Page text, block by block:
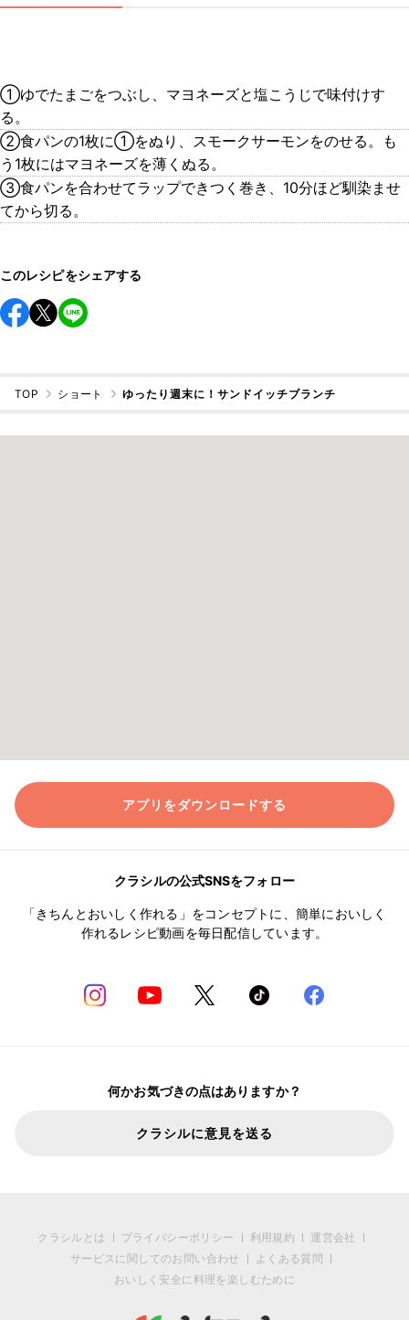
①ゆでたまごをつぶし、マヨネーズと塩こうじで味付けす
る。
②食パンの1枚に①をぬり、スモークサーモンをのせる。も
う1枚にはマヨネーズを薄くぬる。
③食パンを合わせてラップできつく巻き、10分ほど馴染ませ
てから切る。
このレシピをシェアする
TOP ショート ゆったり週末に！サンドイッチブランチ
アプリをダウンロードする
クラシルの公式SNSをフォロー
「きちんとおいしく作れる」をコンセプトに、簡単においしく
作れるレシピ動画を毎日配信しています。
何かお気づきの点はありますか？
クラシルに意見を送る
クラシルとは プライバシーポリシー 利用規約
運営会社
サービスに関してのお問い合わせ
よくある質問
おいしく安全に料理を楽しむために